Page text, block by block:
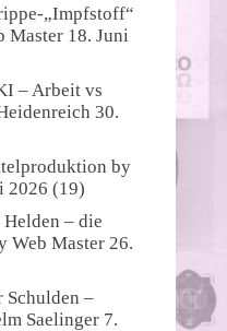
„Impfstoff“
Master 18. Juni
– Arbeit vs
30.
by
2026 (19)
Helden – die
Web Master 26.
–
Saelinger 7.